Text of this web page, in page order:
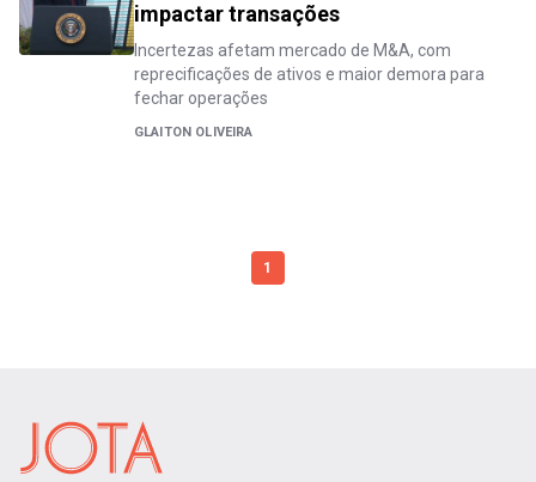
impactar transações
Incertezas afetam mercado de M&A, com
reprecificações de ativos e maior demora para
fechar operações
GLAITON OLIVEIRA
1